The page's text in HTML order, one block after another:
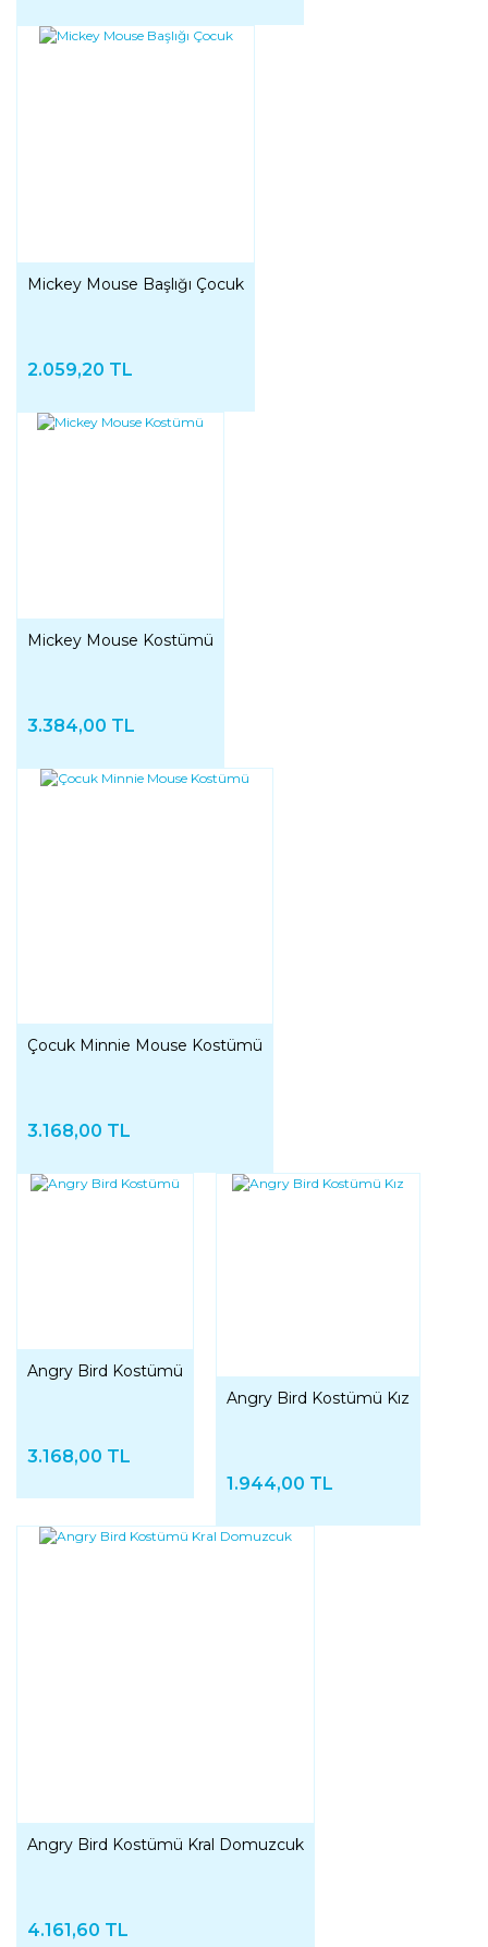
Mickey Mouse Başlığı Çocuk
2.059,20 TL
Mickey Mouse Kostümü
3.384,00 TL
Çocuk Minnie Mouse Kostümü
3.168,00 TL
Angry Bird Kostümü
3.168,00 TL
Angry Bird Kostümü Kız
1.944,00 TL
Angry Bird Kostümü Kral Domuzcuk
4.161,60 TL